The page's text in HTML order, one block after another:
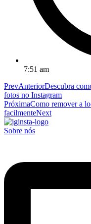
7:51 am
PrevAnteriorDescubra
fotos no Instagram
PróximaComo remover a
facilmenteNext
Sobre nós